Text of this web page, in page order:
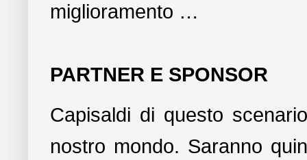
miglioramento …
PARTNER E SPONSOR
Capisaldi di questo
nostro mondo. Saranno